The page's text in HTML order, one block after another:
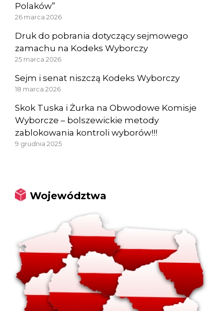
Polaków”
26 marca 2026
Druk do pobrania dotyczący sejmowego
zamachu na Kodeks Wyborczy
25 marca 2026
Sejm i senat niszczą Kodeks Wyborczy
18 marca 2026
Skok Tuska i Żurka na Obwodowe Komisje
Wyborcze – bolszewickie metody
zablokowania kontroli wyborów!!!
9 grudnia 2025
Województwa